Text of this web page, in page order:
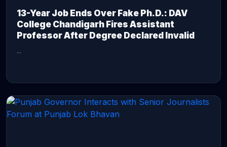
13-Year Job Ends Over Fake Ph.D.: DAV
College Chandigarh Fires Assistant
Professor After Degree Declared Invalid
...